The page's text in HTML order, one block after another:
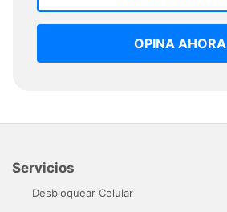
OPINA AHORA
Servicios
Desbloquear Celular